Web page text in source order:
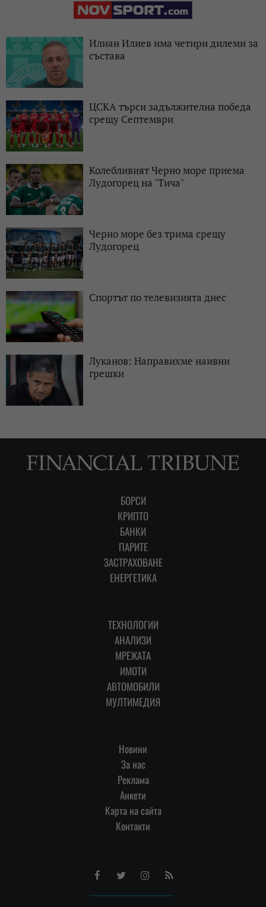
Илиан Илиев има четири дилеми за
състава
ЦСКА търси задължителна победа
срещу Септември
Колебливият Черно море приема
Лудогорец на "Тича"
Черно море без трима срещу
Лудогорец
Спортът по телевизията днес
Луканов: Направихме наивни
грешки
БОРСИ
КРИПТО
БАНКИ
ПАРИТЕ
ЗАСТРАХОВАНЕ
ЕНЕРГЕТИКА
ТЕХНОЛОГИИ
АНАЛИЗИ
МРЕЖАТА
ИМОТИ
АВТОМОБИЛИ
МУЛТИМЕДИЯ
Новини
За нас
Реклама
Анкети
Карта на сайта
Контакти
FacebookTwitterInstagram
RSS